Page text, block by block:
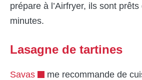
prépare à l’Airfryer, ils sont
minutes.
Lasagne de tartines
Savas
me recommande de